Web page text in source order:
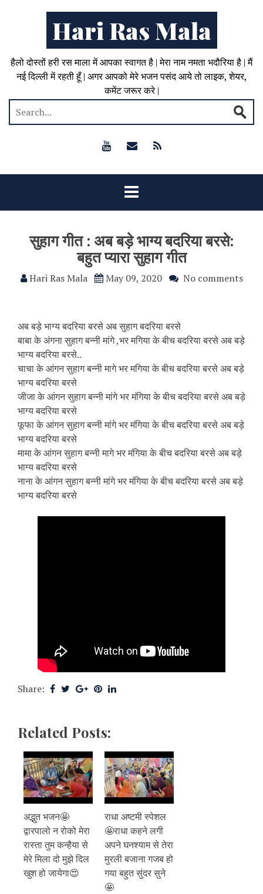
Hari Ras Mala
हैलो दोस्तों हरी रस माला में आपका स्वागत है | मेरा नाम नमता भदौरिया है | मैं
नई दिल्ली में रहती हूँ | अगर आपको मेरे भजन पसंद आये तो लाइक, शेयर,
कमेंट जरूर करे |
सुहाग गीत : अब बड़े भाग्य बदरिया बरसे:
बहुत प्यारा सुहाग गीत
Hari Ras Mala May 09, 2020 No comments
अब बड़े भाग्य बदरिया बरसे अब सुहाग बदरिया बरसे
बाबा के अंगना सुहाग बन्नी मांगे ,भर मगिया के बीच बदरिया बरसे अब बड़े
भाग्य बदरिया बरसे..
चाचा के आंगन सुहाग बन्नी मागे भर मगिया के बीच बदरिया बरसे अब बड़े
भाग्य बदरिया बरसे
जीजा के आंगन सुहाग बन्नी मांगे भर मंगिया के बीच बदरिया बरसे अब बड़े
भाग्य बदरिया बरसे
फूफा के आंगन सुहाग बन्नी मांगे भर मंगिया के बीच बदरिया बरसे अब बड़े
भाग्य बदरिया बरसे
मामा के आंगन सुहाग बन्नी मागे भर मंगिया के बीच बदरिया बरसे अब बड़े
भाग्य बदरिया बरसे
नाना के आंगन सुहाग बन्नी मांगे भर मंगिया के बीच बदरिया बरसे अब बड़े
भाग्य बदरिया बरसे
Share:
Related Posts:
अद्भुत भजन🤩
द्वारपालो न रोको मेरा
रास्ता तुम कन्हैया से
मेरे मिला दो मुझे दिल
खुश हो जायेगा😍
राधा अष्टमी स्पेशल
🤩राधा कहने लगी
अपने घनश्याम से तेरा
मुरली बजाना गजब हो
गया बहुत सुंदर सुने
🤩